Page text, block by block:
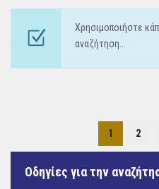
Χρησιμοποιήστε
αναζήτηση...
1 2
Οδηγίες για την